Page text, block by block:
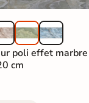
poli effet marbre
cm